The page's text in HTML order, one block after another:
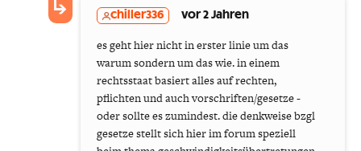
chiller336 vor 2 Jahren
es geht hier nicht in erster linie um das
warum sondern um das wie. in einem
rechtsstaat basiert alles auf rechten,
pflichten und auch vorschriften/gesetze -
oder sollte es zumindest. die denkweise bzgl
gesetze stellt sich hier im forum speziell